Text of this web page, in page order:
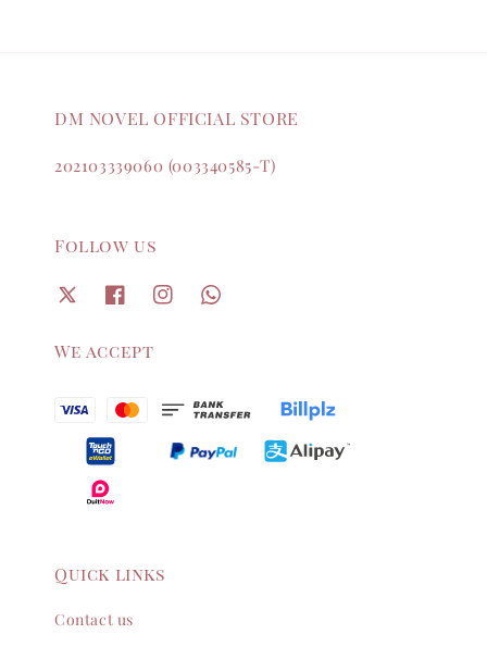
DM NOVEL OFFICIAL STORE
202103339060 (003340585-T)
Follow us
We accept
Quick links
Contact us